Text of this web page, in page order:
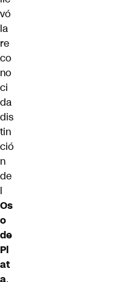
vó
la
re
co
no
ci
da
dis
tin
ció
n
de
l
Os
o
de
Pl
at
a.